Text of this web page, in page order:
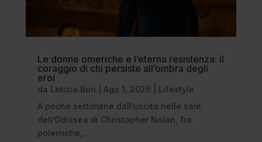
Le donne omeriche e l’eterna resistenza: il
coraggio di chi persiste all’ombra degli
eroi
da Letizia Bon Ago 1, 2026
Lifestyle
A poche settimane dall’uscita nelle sale
dell’Odissea di Christopher Nolan, fra
polemiche,...